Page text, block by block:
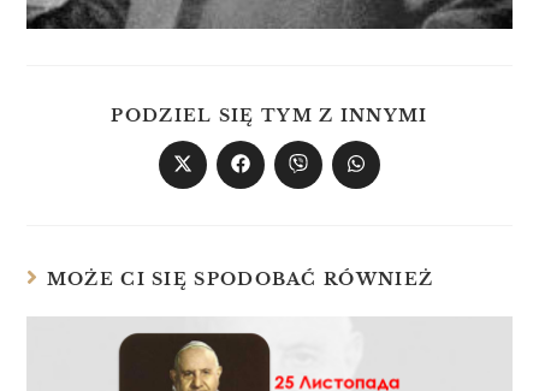
PODZIEL SIĘ TYM Z INNYMI
MOŻE CI SIĘ SPODOBAĆ RÓWNIEŻ